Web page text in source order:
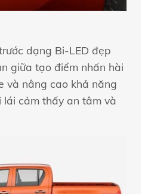
dạng Bi-LED đẹp
giữa tạo điểm nhấn hài
và nâng cao khả năng
lái cảm thấy an tâm và